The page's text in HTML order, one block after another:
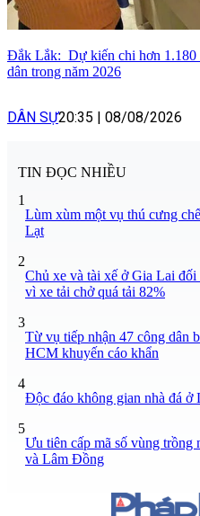
Đắk Lắk: Dự kiến chi hơn 1.180
dân trong năm 2026
DÂN SỰ20:35 08/08/2026
TIN ĐỌC NHIỀU
1
Lùm xùm một vụ thú cưng
Lạt
2
Chủ xe và tài xế ở Gia Lai
vì xe tải chở quá tải 82%
3
Từ vụ tiếp nhận 47 công dân
HCM khuyến cáo khẩn
4
Độc đáo không gian nhà đá ở
5
Ưu tiên cấp mã số vùng
và Lâm Đồng